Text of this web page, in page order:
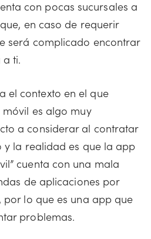
con pocas sucursales a
en caso de requerir
será complicado encontrar
ti.
el contexto en el que
es algo muy
a considerar al contratar
la realidad es que la app
cuenta con una mala
de aplicaciones por
por lo que es una app que
problemas.